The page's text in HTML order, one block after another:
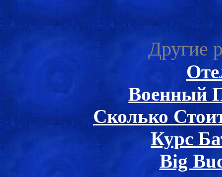
Другие
Военный
Сколько
Курс
Big